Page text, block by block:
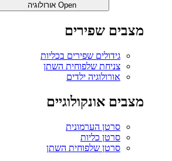
Open אורולוגיה
מצבים שפירים
גידולים שפירים בכליות
צניחת שלפוחית השתן
אורולוגיה ילדים
מצבים אונקולוגיים
סרטן הערמונית
סרטן כליות
סרטן שלפוחית השתן